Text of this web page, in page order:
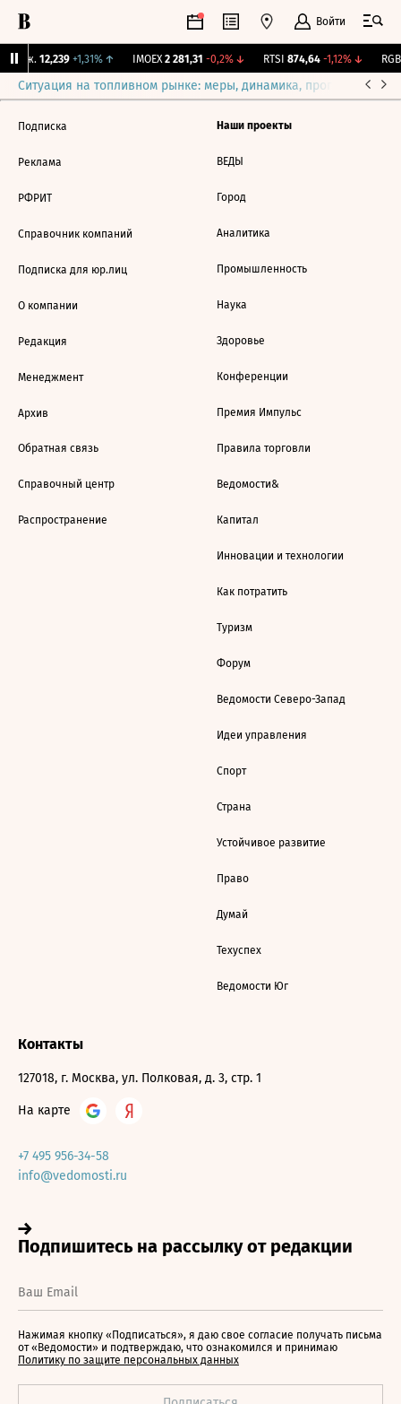
Войти
Бирж. 12,239 +1,31%↑ IMOEX 2 281,31 -0,2%↓ RTSI 874,64 -1,12%↓ RGBI
Ситуация на топливном рынке: меры, динамика, прогнозы
Подписка
Реклама
РФРИТ
Справочник компаний
Подписка для юр.лиц
О компании
Редакция
Менеджмент
Архив
Обратная связь
Справочный центр
Распространение
Наши проекты
ВЕДЫ
Город
Аналитика
Промышленность
Наука
Здоровье
Конференции
Премия Импульс
Правила торговли
Ведомости&
Капитал
Инновации и технологии
Как потратить
Туризм
Форум
Ведомости Северо-Запад
Идеи управления
Спорт
Страна
Устойчивое развитие
Право
Думай
Техуспех
Ведомости Юг
Контакты
127018, г. Москва, ул. Полковая, д. 3, стр. 1
На карте
+7 495 956-34-58
info@vedomosti.ru
Нажимая кнопку «Подписаться», я даю свое согласие получать письма
от «Ведомости» и подтверждаю, что ознакомился и принимаю
Политику по защите персональных данных